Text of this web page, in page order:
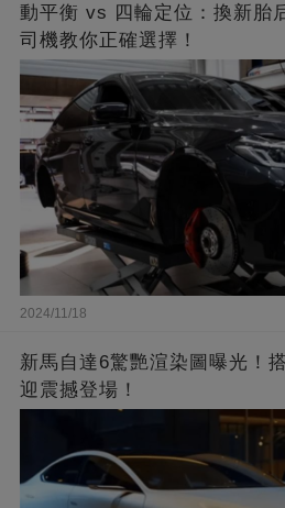
動平衡 vs 四輪定位：換新胎
司機教你正確選擇！
2024/11/18
新馬自達6驚艷渲染圖曝光！
迎震撼登場！